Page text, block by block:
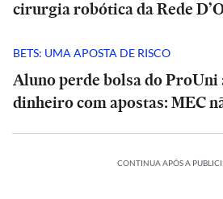
cirurgia robótica da Rede
BETS: UMA APOSTA DE RISCO
Aluno perde bolsa do ProUni
dinheiro com apostas: MEC
CONTINUA APÓS A